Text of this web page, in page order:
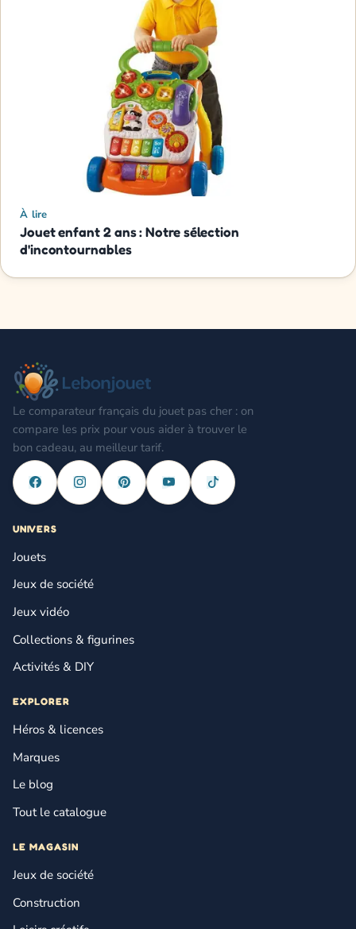
À lire
Jouet enfant 2 ans : Notre sélection
d'incontournables
Le comparateur français du jouet pas cher : on
compare les prix pour vous aider à trouver le
bon cadeau, au meilleur tarif.
UNIVERS
Jouets
Jeux de société
Jeux vidéo
Collections & figurines
Activités & DIY
EXPLORER
Héros & licences
Marques
Le blog
Tout le catalogue
LE MAGASIN
Jeux de société
Construction